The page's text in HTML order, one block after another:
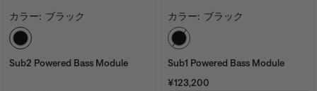
カラー: ブラック
カラーの選択
Sub2 Powered Bass Module
カラー: ブラック
カラーの選択
Sub1 Powered Bass Module
価格:
¥123,200